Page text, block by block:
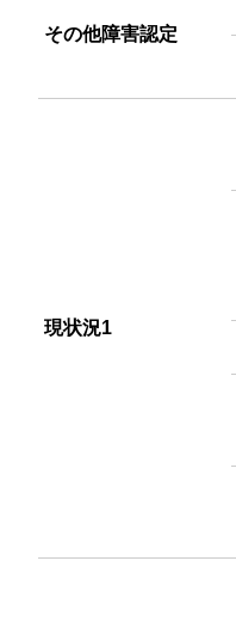
その他障害認定
現状況1